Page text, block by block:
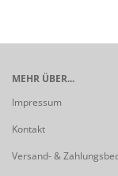
MEHR ÜBER...
Impressum
Kontakt
Versand- &